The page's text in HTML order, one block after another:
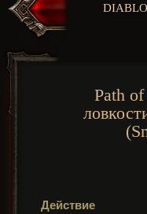
Path
Действие